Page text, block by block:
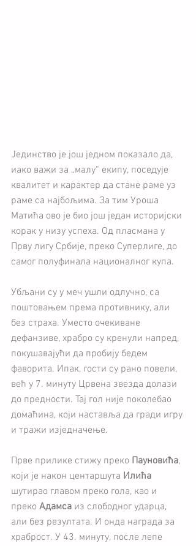
Јединство је још једном показало да,
иако важи за „малу“ екипу, поседује
квалитет и карактер да стане раме уз
раме са најбољима. За тим Уроша
Матића ово је био још један историјски
корак у низу успеха. Од пласмана у
Прву лигу Србије, преко Суперлиге, до
самог полуфинала националног купа.
Убљани су у меч ушли одлучно, са
поштовањем према противнику, али
без страха. Уместо очекиване
дефанзиве, храбро су кренули напред,
покушавајући да пробију бедем
фаворита. Ипак, гости су рано повели,
већ у 7. минуту Црвена звезда долази
до предности. Тај гол није поколебао
домаћина, који наставља да гради игру
и тражи изједначење.
Прве прилике стижу преко Пауновића,
који је након центаршута Илића
шутирао главом преко гола, као и
преко Адамса из слободног ударца,
али без резултата. И онда награда за
храброст. У 43. минуту, после лепе